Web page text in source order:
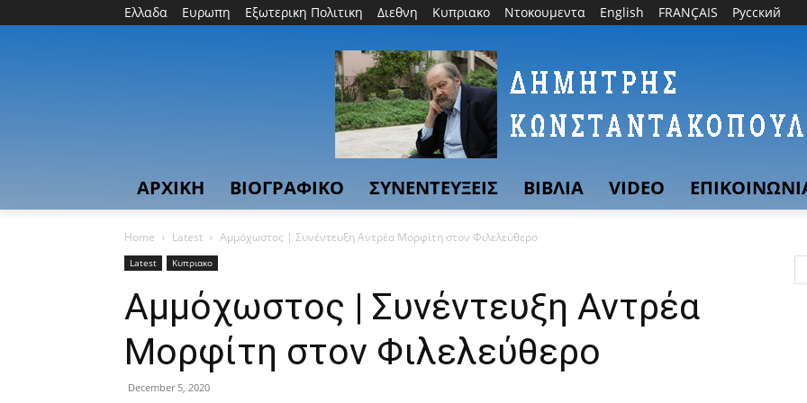
Ελλαδα Ευρωπη Εξωτερικη Πολιτικη Διεθνη Κυπριακο Ντοκουμεντα English FRANÇAIS Русский
ΑΡΧΙΚΗ ΒΙΟΓΡΑΦΙΚΟ ΣΥΝΕΝΤΕΥΞΕΙΣ ΒΙΒΛΙΑ VIDEO
Home Latest Αμμόχωστος | Συνέντευξη Αντρέα Μορφίτη στον Φιλελεύθερο
Latest Κυπριακο
Αμμόχωστος | Συνέντευξη Αντρέα
Μορφίτη στον Φιλελεύθερο
December 5, 2020